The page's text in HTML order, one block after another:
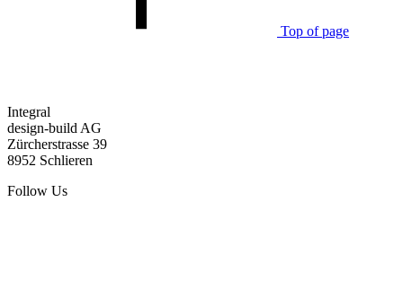
Top of page
Integral
design-build AG
Zürcherstrasse 39
8952 Schlieren
Follow Us